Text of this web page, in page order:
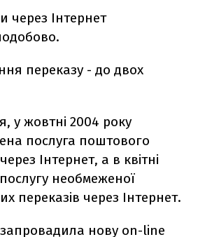
через Інтернет
переказу - до двох
у жовтні 2004 року
послуга поштового
Інтернет, а в квітні
необмеженої
переказів через Інтернет.
нову on-line